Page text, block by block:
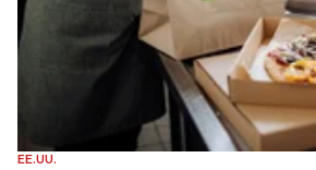
EE.UU.